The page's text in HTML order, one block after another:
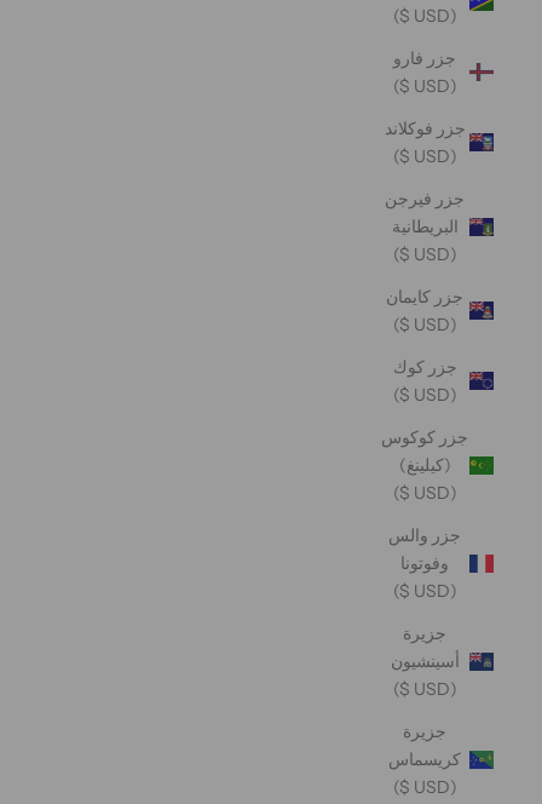
(USD $)
جزر فارو
(USD $)
جزر فوكلاند
(USD $)
جزر فيرجن
البريطانية
(USD $)
جزر كايمان
(USD $)
جزر كوك
(USD $)
جزر كوكوس
(كيلينغ)
(USD $)
جزر والس
وفوتونا
(USD $)
جزيرة
أسينشيون
(USD $)
جزيرة
كريسماس
(USD $)